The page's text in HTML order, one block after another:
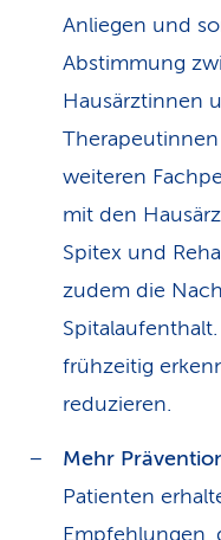
Anliegen und
Abstimmung
Hausärztinnen
weiteren
mit den
Spitex und
zudem die
frühzeitig
reduzieren.
Mehr
Patienten
Empfehlungen,